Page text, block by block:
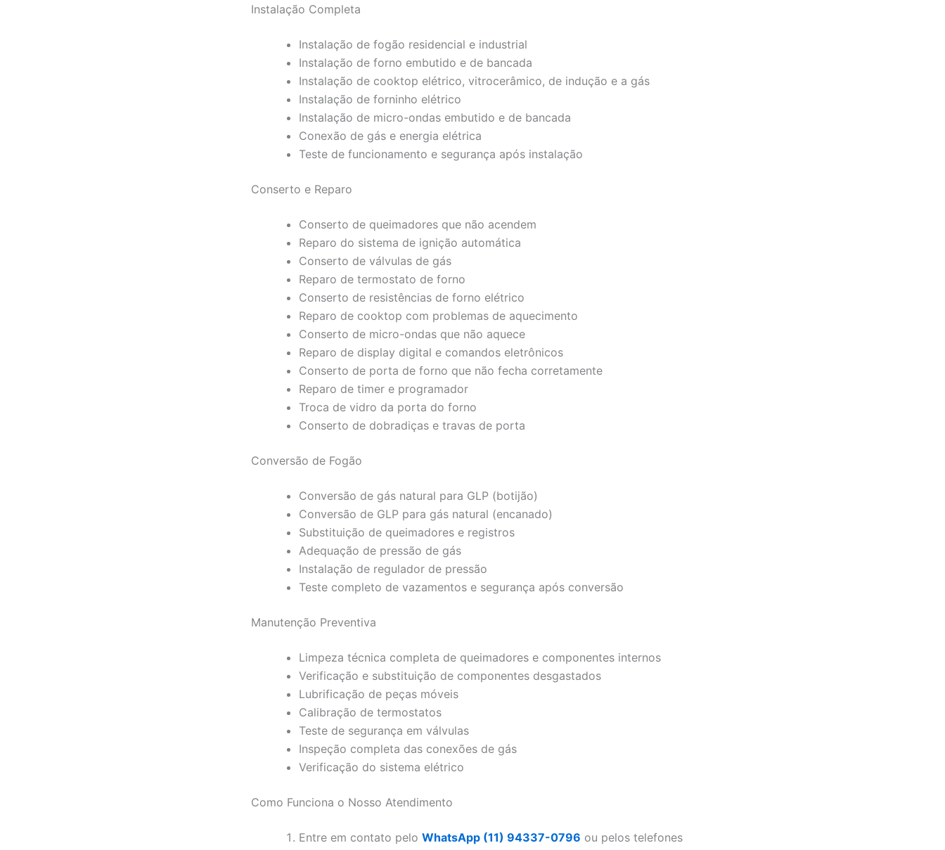
Instalação Completa
Instalação de fogão residencial e industrial
Instalação de forno embutido e de bancada
Instalação de cooktop elétrico, vitrocerâmico, de indução e a gás
Instalação de forninho elétrico
Instalação de micro-ondas embutido e de bancada
Conexão de gás e energia elétrica
Teste de funcionamento e segurança após instalação
Conserto e Reparo
Conserto de queimadores que não acendem
Reparo do sistema de ignição automática
Conserto de válvulas de gás
Reparo de termostato de forno
Conserto de resistências de forno elétrico
Reparo de cooktop com problemas de aquecimento
Conserto de micro-ondas que não aquece
Reparo de display digital e comandos eletrônicos
Conserto de porta de forno que não fecha corretamente
Reparo de timer e programador
Troca de vidro da porta do forno
Conserto de dobradiças e travas de porta
Conversão de Fogão
Conversão de gás natural para GLP (botijão)
Conversão de GLP para gás natural (encanado)
Substituição de queimadores e registros
Adequação de pressão de gás
Instalação de regulador de pressão
Teste completo de vazamentos e segurança após conversão
Manutenção Preventiva
Limpeza técnica completa de queimadores e componentes internos
Verificação e substituição de componentes desgastados
Lubrificação de peças móveis
Calibração de termostatos
Teste de segurança em válvulas
Inspeção completa das conexões de gás
Verificação do sistema elétrico
Como Funciona o Nosso Atendimento
Entre em contato pelo WhatsApp (11) 94337-0796 ou pelos telefones